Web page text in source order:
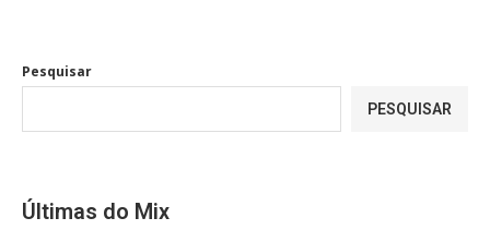
Pesquisar
PESQUISAR
Últimas do Mix